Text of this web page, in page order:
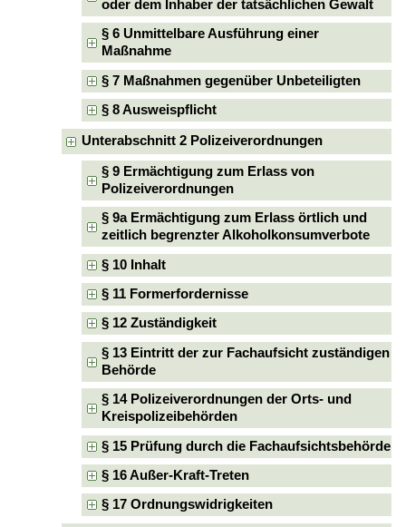
oder dem Inhaber der tatsächlichen Gewalt
§ 6 Unmittelbare Ausführung einer
Maßnahme
§ 7 Maßnahmen gegenüber Unbeteiligten
§ 8 Ausweispflicht
Unterabschnitt 2 Polizeiverordnungen
§ 9 Ermächtigung zum Erlass von
Polizeiverordnungen
§ 9a Ermächtigung zum Erlass örtlich und
zeitlich begrenzter Alkoholkonsumverbote
§ 10 Inhalt
§ 11 Formerfordernisse
§ 12 Zuständigkeit
§ 13 Eintritt der zur Fachaufsicht zuständigen
Behörde
§ 14 Polizeiverordnungen der Orts- und
Kreispolizeibehörden
§ 15 Prüfung durch die Fachaufsichtsbehörde
§ 16 Außer-Kraft-Treten
§ 17 Ordnungswidrigkeiten